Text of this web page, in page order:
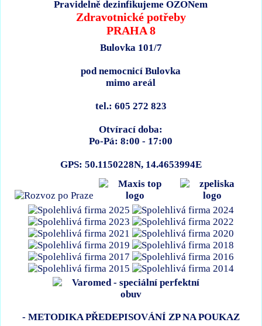
Pravidelně dezinfikujeme OZONem
Zdravotnické potřeby
PRAHA 8
Bulovka 101/7
pod nemocnicí Bulovka
mimo areál
tel.: 605 272 823
Otvírací doba:
Po-Pá: 8:00 - 17:00
GPS: 50.1150228N, 14.4653994E
- METODIKA PŘEDEPISOVÁNÍ ZP NA POUKAZ